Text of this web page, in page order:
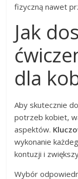
fizyczną nawet
Jak
dla
Aby skutecznie
potrzeb kobiet,
aspektów.
wykonanie
kontuzji i
Wybór